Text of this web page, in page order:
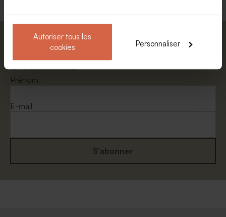
Autoriser tous les
cookies
Personnaliser
Enveloppe rouge
rectangulaire
Enveloppe papier kraft
Abonnez-vous à la newsletter et restez
de réduction.
Prénom
E-mail
S'abonner